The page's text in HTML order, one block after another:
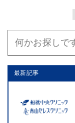
最新記事